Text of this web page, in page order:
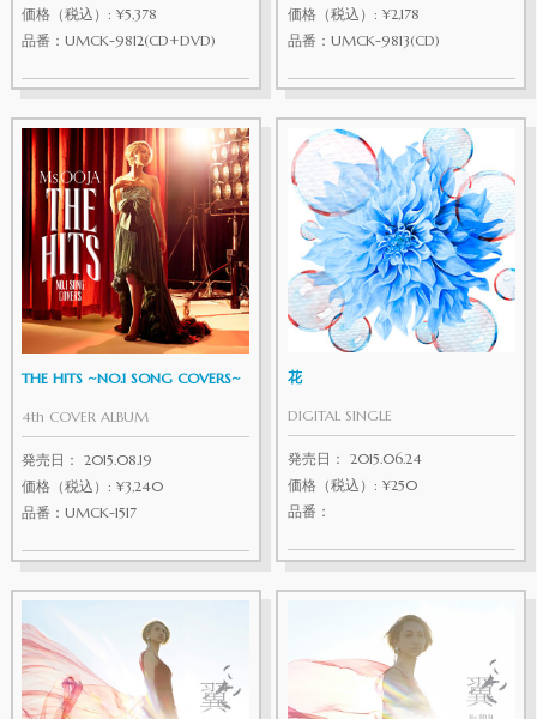
価格（税込）: ¥5,378
品番：UMCK-9812(CD+DVD)
価格（税込）: ¥2,178
品番：UMCK-9813(CD)
THE HITS ~NO.1 SONG COVERS~
4th COVER ALBUM
発売日： 2015.08.19
価格（税込）: ¥3,240
品番：UMCK-1517
花
DIGITAL SINGLE
発売日： 2015.06.24
価格（税込）: ¥250
品番：